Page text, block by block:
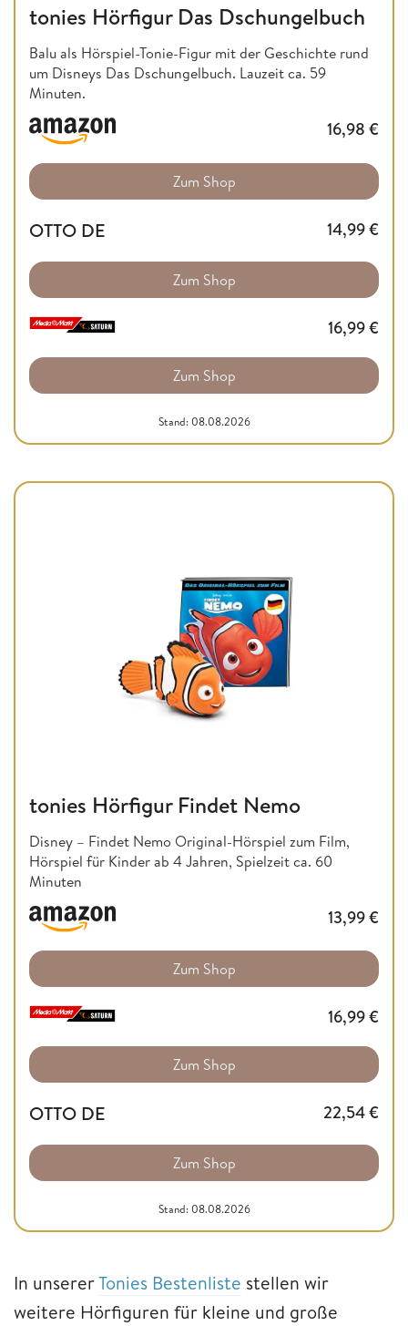
tonies Hörfigur Das Dschungelbuch
Balu als Hörspiel-Tonie-Figur mit der Geschichte rund
um Disneys Das Dschungelbuch. Lauzeit ca. 59
Minuten.
16,98 €
Zum Shop
OTTO DE 14,99€
Zum Shop
16,99€
Zum Shop
Stand: 08.08.2026
tonies Hörfigur Findet Nemo
Disney – Findet Nemo Original-Hörspiel zum Film,
Hörspiel für Kinder ab 4 Jahren, Spielzeit ca. 60
Minuten
13,99€
Zum Shop
16,99€
Zum Shop
OTTO DE 22,54€
Zum Shop
Stand: 08.08.2026
In unsererTonies Bestenliste stellen wir
weitere Hörfiguren für kleine und große